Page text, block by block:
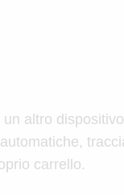
altro
carrello.